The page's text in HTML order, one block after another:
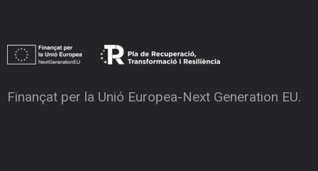
Finançat per la Unió Europea-Next Generation EU.